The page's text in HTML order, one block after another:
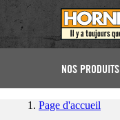
NOS PRODUITS
Page d'accueil